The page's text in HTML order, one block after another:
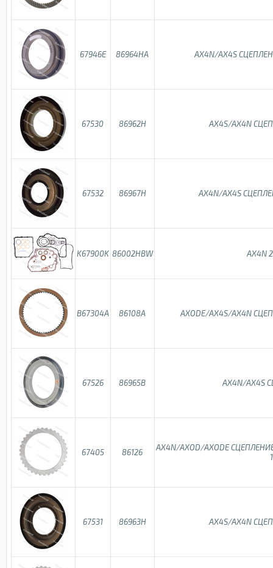
67946E 86964HA AX4N/AX4S
67530 86962H AX4S/AX4N
67532 86967H AX4N/AX4S
K67900K 86002HBW AX4N
B67304A 86108A AXODE/AX4S/AX4N
67526 86965B AX4N/AX4S
67405 86126
AX4N/AXOD/AXODE СЦЕПЛЕНИЕ
67531 86963H AX4S/AX4N